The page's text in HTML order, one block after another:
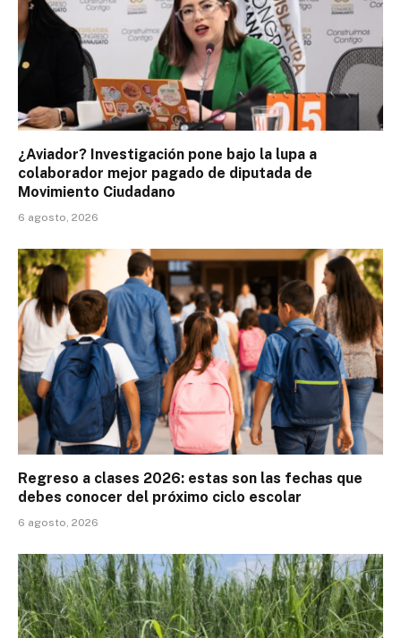
¿Aviador? Investigación pone bajo la lupa a
colaborador mejor pagado de diputada de
Movimiento Ciudadano
6 agosto, 2026
Regreso a clases 2026: estas son las fechas que
debes conocer del próximo ciclo escolar
6 agosto, 2026